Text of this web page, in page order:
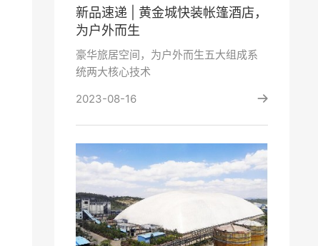
新品速递 | 黄金城快装帐篷酒店，
为户外而生
豪华旅居空间，为户外而生五大组成系
统两大核心技术
2023-08-16